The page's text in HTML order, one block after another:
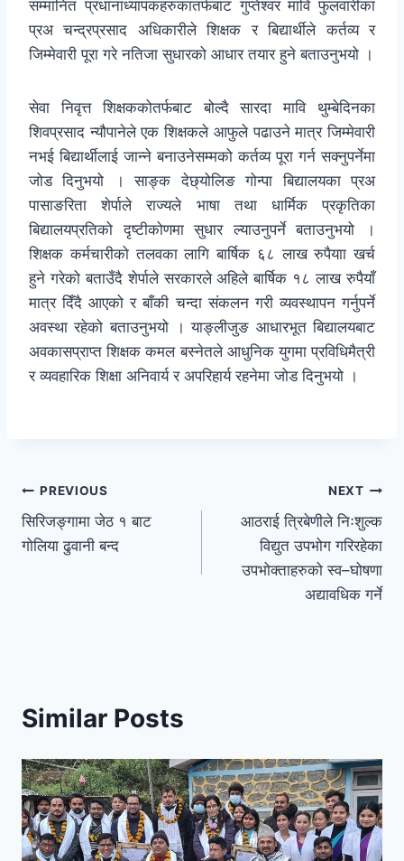
सम्मानित प्रधानाध्यापकहरुकातर्फबाट गुप्तेश्वर मावि फुलवारीका
प्रअ चन्द्रप्रसाद अधिकारीले शिक्षक र बिद्यार्थीले कर्तव्य र
जिम्मेवारी पूरा गरे नतिजा सुधारको आधार तयार हुने बताउनुभयो ।
सेवा निवृत्त शिक्षककोतर्फबाट बोल्दै सारदा मावि थुम्बेदिनका
शिवप्रसाद न्यौपानेले एक शिक्षकले आफुले पढाउने मात्र जिम्मेवारी
नभई बिद्यार्थीलाई जान्ने बनाउनेसम्मको कर्तव्य पूरा गर्न सक्नुपर्नेमा
जोड दिनुभयो । साङ्क देछ्योलिङ गोन्पा बिद्यालयका प्रअ
पासाङरिता शेर्पाले राज्यले भाषा तथा धार्मिक प्रकृतिका
बिद्यालयप्रतिको दृष्टीकोणमा सुधार ल्याउनुपर्ने बताउनुभयो ।
शिक्षक कर्मचारीको तलवका लागि बार्षिक ६८ लाख रुपैयाा खर्च
हुने गरेको बताउँदै शेर्पाले सरकारले अहिले बार्षिक १८ लाख रुपैयाँ
मात्र दिँदै आएको र बाँकी चन्दा संकलन गरी व्यवस्थापन गर्नुपर्ने
अवस्था रहेको बताउनुभयो । याङ्लीजुङ आधारभूत बिद्यालयबाट
अवकासप्राप्त शिक्षक कमल बस्नेतले आधुनिक युगमा प्रविधिमैत्री
र व्यवहारिक शिक्षा अनिवार्य र अपरिहार्य रहनेमा जोड दिनुभयो ।
PREVIOUS
सिरिजङ्गामा जेठ १ बाट
गोलिया ढुवानी बन्द
NEXT
आठराई त्रिबेणीले निःशुल्क
विद्युत उपभोग गरिरहेका
उपभोक्ताहरुको स्व–घोषणा
अद्यावधिक गर्ने
Similar Posts